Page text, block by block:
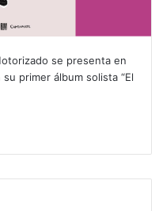
se presenta en
primer álbum solista “El